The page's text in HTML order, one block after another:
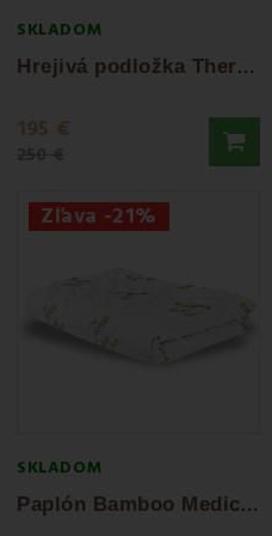
SKLADOM
H
rejivá podložka Thermo Soft EMI
195 €
Zľava -21%
SKLADOM
P
aplón Bamboo Medic 140x200 cm EMI